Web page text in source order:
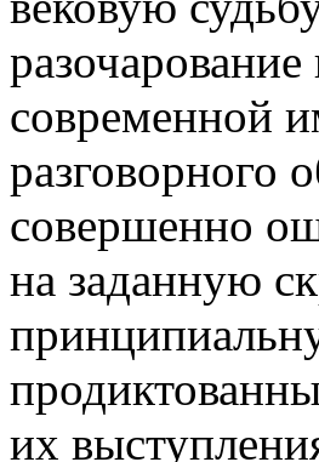
современной
разговорного
совершенно
на заданную
их